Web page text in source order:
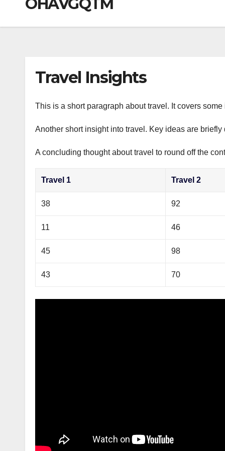
OHAVGQTM
Travel Insights
This is a short paragraph about travel. It covers
Another short insight into travel. Key ideas are briefly
A concluding thought about travel to round off the
Travel 1 Travel 2
38 92
11 46
45 98
43 70
m